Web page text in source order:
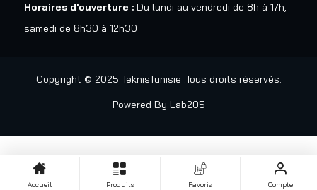
Horaires d'ouverture : Du lundi au vendredi de 8h à 17h,
samedi de 8h30 à 12h30
Copyright © 2025 TeknisTunisie .Tous droits réservés.
Powered By Lab205
Accueil Produits Favoris Compte